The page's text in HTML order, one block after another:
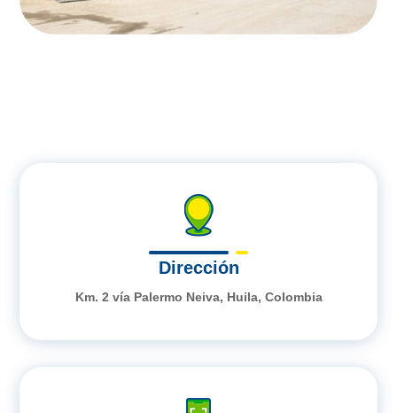
Dirección
Km. 2 vía Palermo Neiva, Huila, Colombia